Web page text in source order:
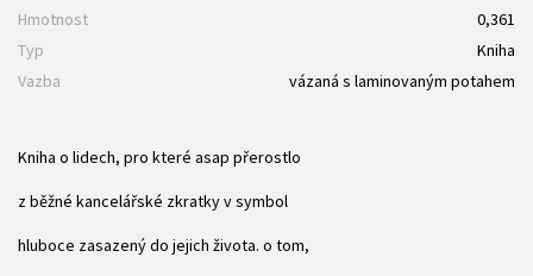
Hmotnost
0,361
Typ
Kniha
Vazba
vázaná s laminovaným potahem
Kniha o lidech, pro které asap přerostlo
z běžné kancelářské zkratky v symbol
hluboce zasazený do jejich života. o tom,